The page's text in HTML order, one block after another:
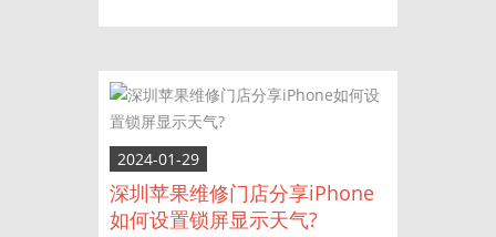
2024-01-29
深圳苹果维修门店分享iPhone
如何设置锁屏显示天气?